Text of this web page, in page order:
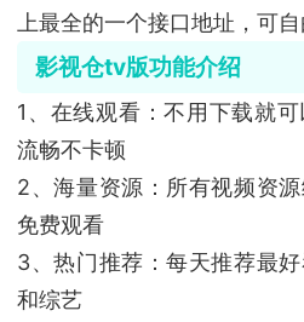
上最全的一个接口地址，可
影视仓tv版功能介绍
1、在线观看：不用下载就
流畅不卡顿
2、海量资源：所有视频资
免费观看
3、热门推荐：每天推荐最
和综艺